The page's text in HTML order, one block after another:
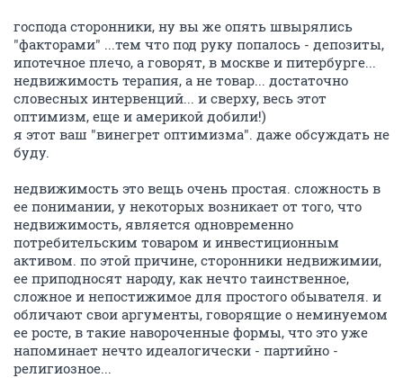
господа сторонники, ну вы же опять швырялись
"факторами" ...тем что под руку попалось - депозиты,
ипотечное плечо, а говорят, в москве и питербурге...
недвижимость терапия, а не товар... достаточно
словесных интервенций... и сверху, весь этот
оптимизм, еще и америкой добили!)
я этот ваш "винегрет оптимизма". даже обсуждать не
буду.
недвижимость это вещь очень простая. сложность в
ее понимании, у некоторых возникает от того, что
недвижимость, является одновременно
потребительским товаром и инвестиционным
активом. по этой причине, сторонники недвижимии,
ее приподносят народу, как нечто таинственное,
сложное и непостижимое для простого обывателя. и
обличают свои аргументы, говорящие о неминуемом
ее росте, в такие навороченные формы, что это уже
напоминает нечто идеалогически - партийно -
религиозное...